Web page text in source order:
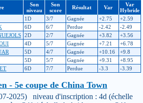
Son
niveau
Son
score
Résultat Var
Var
Hybride
1D 3/7 Gagnée +2.75
+2.59
6D 6/7 Perdue -2.42
-2.49
2D 2/7 Gagnée +3.82
+3.56
4D 5/7 Gagnée +7.21
+6.78
5D 4/7 Gagnée +10.16
+9.8
5D 5/7 Gagnée +9.31
+8.95
6D 7/7 Perdue -3.3 -3.39
- 5e coupe de China Town
2025) niveau d'inscription : 4d (échelle